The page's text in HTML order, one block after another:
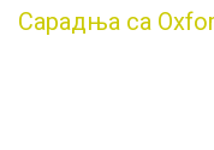
Сарадња са